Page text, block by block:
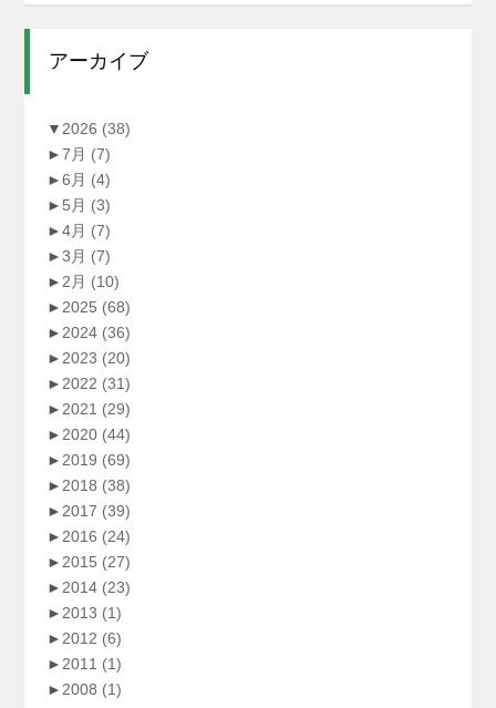
アーカイブ
▼2026 (38)
►7月 (7)
►6月 (4)
► 5月 (3)
►4月 (7)
►3月 (7)
►2月 (10)
►2025 (68)
►2024 (36)
►2023 (20)
►2022 (31)
►2021 (29)
►2020 (44)
►2019 (69)
►2018 (38)
►2017 (39)
►2016 (24)
►2015 (27)
►2014 (23)
►2013 (1)
►2012 (6)
►2011 (1)
►2008 (1)